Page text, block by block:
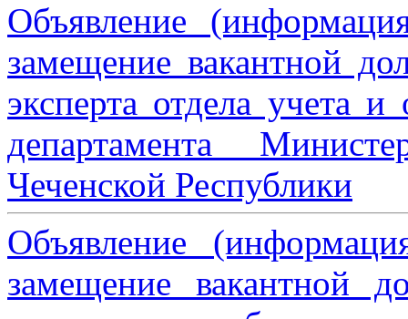
Объявление
замещение вакантной
эксперта отдела учета и
департамента
Чеченской Республики
Объявление
замещение вакантной